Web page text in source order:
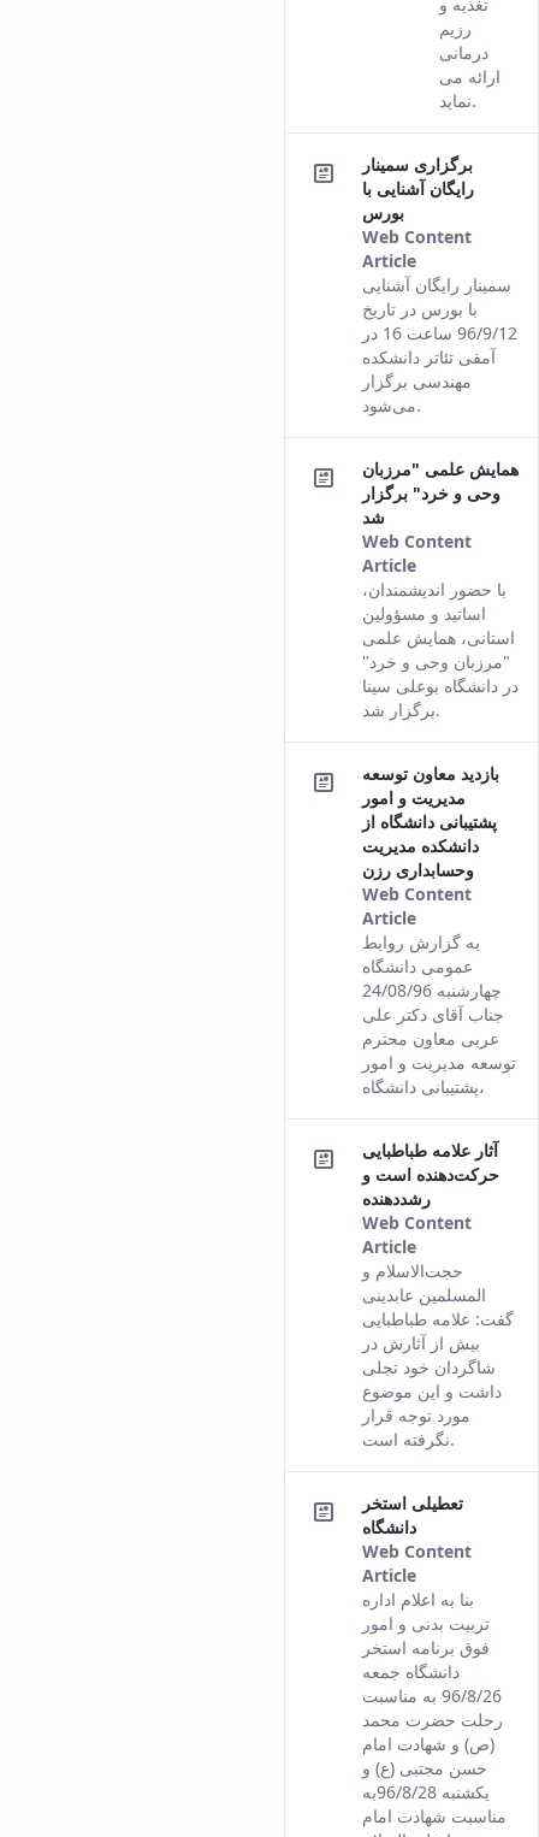
رزیم
درمانی
ارائه می
نماید.
برگزاری سمینار
رایگان آشنایی با
بورس
Web Content
Article
This result
comes from
the Persian
version of
this content.
سمینار رایگان آشنایی
با بورس در تاریخ
96/9/12 ساعت 16 در
آمفی تئاتر دانشکده
مهندسی برگزار
می‌شود.
همایش علمی "مرزبان
وحی و خرد" برگزار
شد
Web Content
Article
This result
comes from
the Persian
version of
this content.
با حضور اندیشمندان،
اساتید و مسؤولین
استانی، همایش علمی
"مرزبان وحی و خرد"
در دانشگاه بوعلی سینا
برگزار شد.
بازدید معاون توسعه
مدیریت و امور
پشتیبانی دانشگاه از
دانشکده مدیریت
وحسابداری رزن
Web Content
Article
This result
comes from
the Persian
version of
this content.
به گزارش روابط
عمومی دانشگاه
چهارشنبه 24/08/96
جناب آقای دکتر علی
عربی معاون محترم
توسعه مدیریت و امور
پشتیبانی دانشگاه،
آثار علامه طباطبایی
حرکت‌دهنده است و
رشددهنده
Web Content
Article
This result
comes from
the Persian
version of
this content.
حجت‌‌الاسلام و
المسلمین عابدینی
گفت: علامه طباطبایی
بیش از آثارش در
شاگردان خود تجلی
داشت و این موضوع
مورد توجه قرار
نگرفته است.
تعطیلی استخر
دانشگاه
Web Content
Article
This result
comes from
the Persian
version of
this content.
بنا به اعلام اداره
تربیت بدنی و امور
فوق برنامه استخر
دانشگاه جمعه
96/8/26 به مناسبت
رحلت حضرت محمد
(ص) و شهادت امام
حسن مجتبی (ع) و
یکشنبه 96/8/28به
مناسبت شهادت امام